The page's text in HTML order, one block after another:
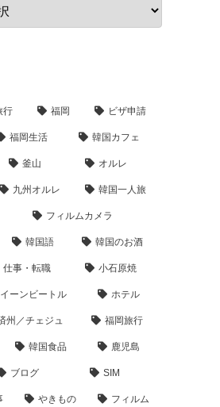
行 福岡 ビザ申請
福岡生活 韓国カフェ
釜山 オルレ
九州オルレ 韓国一人旅
フィルムカメラ
韓国語 韓国のお酒
仕事・転職 小石原焼
ーンビートル ホテル
州／チェジュ 福岡旅行
韓国食品 鹿児島
ブログ SIM
やきもの フィルム